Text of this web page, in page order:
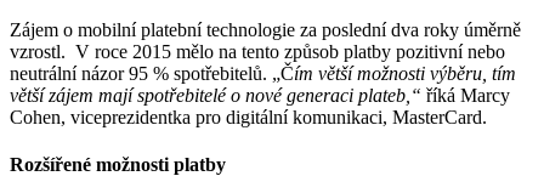
Zájem o mobilní platební technologie za poslední dva roky úměrně
vzrostl. V roce 2015 mělo na tento způsob platby pozitivní nebo
neutrální názor 95 % spotřebitelů. „Čím větší možnosti výběru, tím
větší zájem mají spotřebitelé o nové generaci plateb,“ říká Marcy
Cohen, viceprezidentka pro digitální komunikaci, MasterCard.
Rozšířené možnosti platby